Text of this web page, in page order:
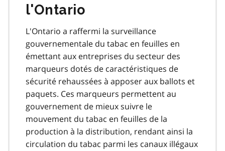
l'Ontario
L'Ontario a raffermi la surveillance
gouvernementale du tabac en feuilles en
émettant aux entreprises du secteur des
marqueurs dotés de caractéristiques de
sécurité rehaussées à apposer aux ballots et
paquets. Ces marqueurs permettent au
gouvernement de mieux suivre le
mouvement du tabac en feuilles de la
production à la distribution, rendant ainsi la
circulation du tabac parmi les canaux illégaux